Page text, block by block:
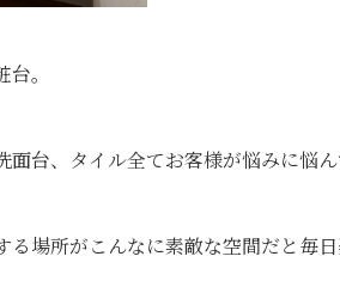
。
面台、タイル全てお客様が悩みに悩
る場所がこんなに素敵な空間だと毎